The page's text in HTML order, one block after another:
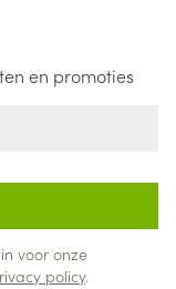
en promoties
voor onze
policy.